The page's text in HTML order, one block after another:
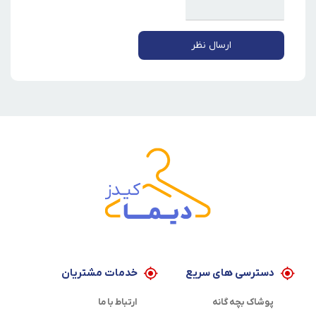
ارسال نظر
دسترسی های سریع
پوشاک بچه گانه
خدمات مشتریان
ارتباط با ما